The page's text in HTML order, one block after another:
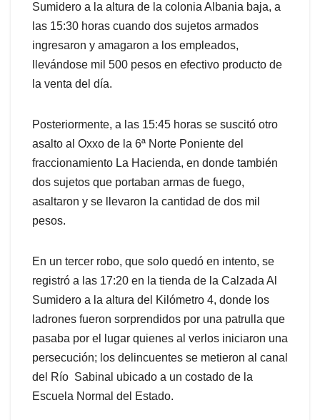
Sumidero a la altura de la colonia Albania baja, a
las 15:30 horas cuando dos sujetos armados
ingresaron y amagaron a los empleados,
llevándose mil 500 pesos en efectivo producto de
la venta del día.
Posteriormente, a las 15:45 horas se suscitó otro
asalto al Oxxo de la 6ª Norte Poniente del
fraccionamiento La Hacienda, en donde también
dos sujetos que portaban armas de fuego,
asaltaron y se llevaron la cantidad de dos mil
pesos.
En un tercer robo, que solo quedó en intento, se
registró a las 17:20 en la tienda de la Calzada Al
Sumidero a la altura del Kilómetro 4, donde los
ladrones fueron sorprendidos por una patrulla que
pasaba por el lugar quienes al verlos iniciaron una
persecución; los delincuentes se metieron al canal
del Río Sabinal ubicado a un costado de la
Escuela Normal del Estado.